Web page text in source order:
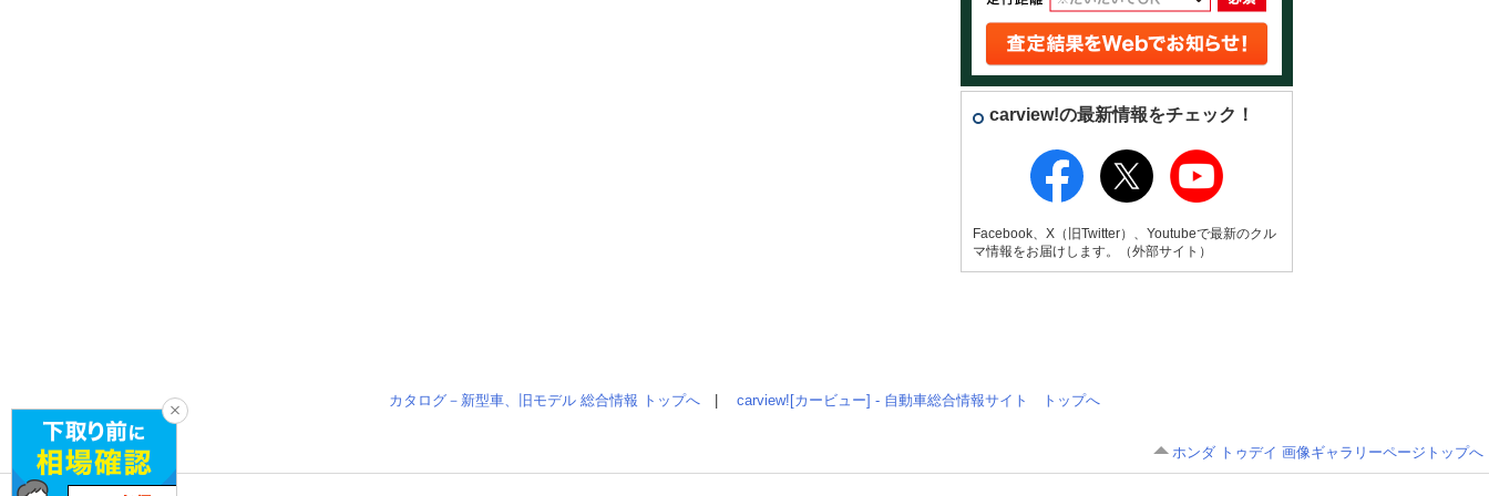
carview!の最新情報をチェック！
Facebook、X（旧Twitter）、Youtubeで最新のクル
マ情報をお届けします。（外部サイト）
カタログ－新型車、旧モデル 総合情報 トップへ carview![カービュー] - 自動車総合情報サイト トップへ
ホンダ トゥデイ 画像ギャラリーページトップへ